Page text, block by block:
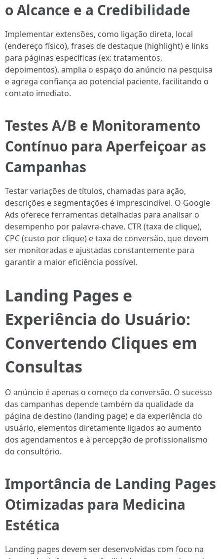
o Alcance e a Credibilidade
Implementar extensões, como ligação direta, local
(endereço físico), frases de destaque (highlight) e links
para páginas específicas (ex: tratamentos,
depoimentos), amplia o espaço do anúncio na pesquisa
e agrega confiança ao potencial paciente, facilitando o
contato imediato.
Testes A/B e Monitoramento
Contínuo para Aperfeiçoar as
Campanhas
Testar variações de títulos, chamadas para ação,
descrições e segmentações é imprescindível. O Google
Ads oferece ferramentas detalhadas para analisar o
desempenho por palavra-chave, CTR (taxa de clique),
CPC (custo por clique) e taxa de conversão, que devem
ser monitoradas e ajustadas constantemente para
garantir a maior eficiência possível.
Landing Pages e
Experiência do Usuário:
Convertendo Cliques em
Consultas
O anúncio é apenas o começo da conversão. O sucesso
das campanhas depende também da qualidade da
página de destino (landing page) e da experiência do
usuário, elementos diretamente ligados ao aumento
dos agendamentos e à percepção de profissionalismo
do consultório.
Importância de Landing Pages
Otimizadas para Medicina
Estética
Landing pages devem ser desenvolvidas com foco na